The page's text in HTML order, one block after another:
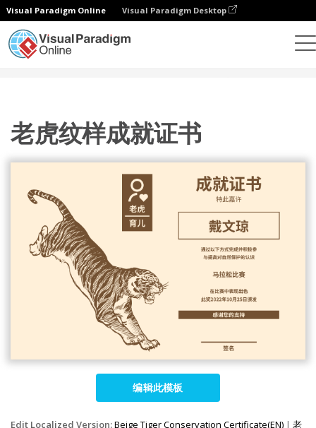
Visual Paradigm Online Visual Paradigm Desktop
老虎纹样成就证书
编辑此模板
Edit Localized Version:Beige Tiger Conservation Certificate(EN) | 老